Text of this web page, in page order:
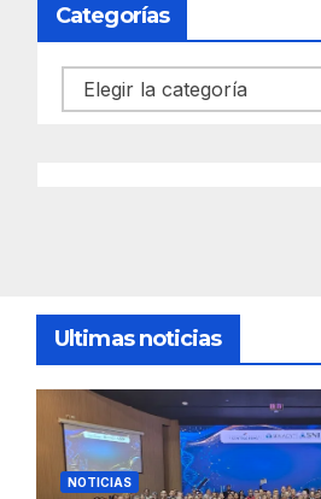
Categorías
Categorías
Ultimas noticias
NOTICIAS